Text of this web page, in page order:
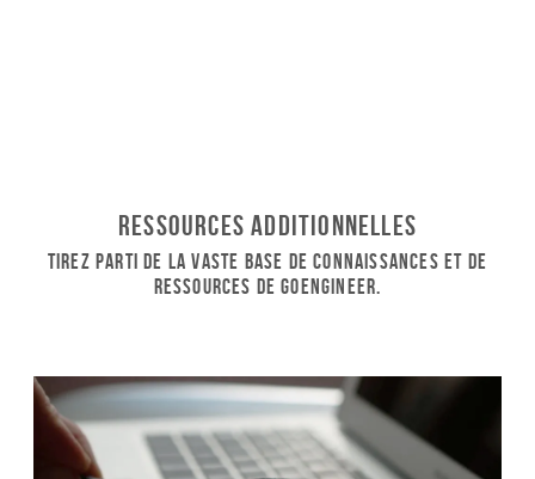
Ressources additionnelles
Tirez parti de la vaste base de connaissances et de
ressources de GoEngineer.